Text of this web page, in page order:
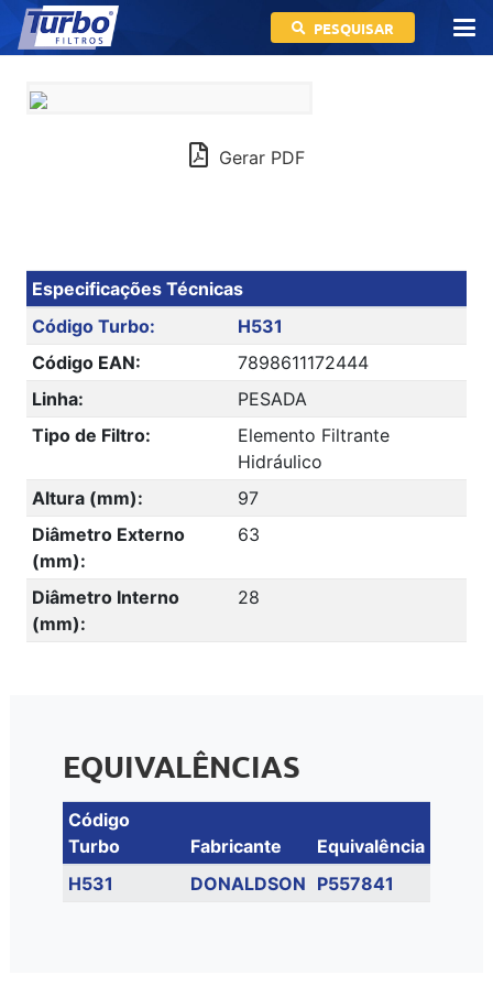
PESQUISAR
Gerar PDF
Especificações Técnicas
Código Turbo:
H531
Código EAN:
7898611172444
Linha:
PESADA
Tipo de Filtro:
Elemento Filtrante
Hidráulico
Altura (mm):
97
Diâmetro Externo
(mm):
63
Diâmetro Interno
(mm):
28
EQUIVALÊNCIAS
Código
Turbo
Fabricante
Equivalência
H531
DONALDSON P557841